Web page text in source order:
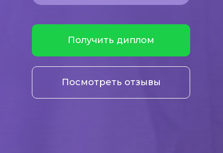
Получить диплом
Посмотреть отзывы